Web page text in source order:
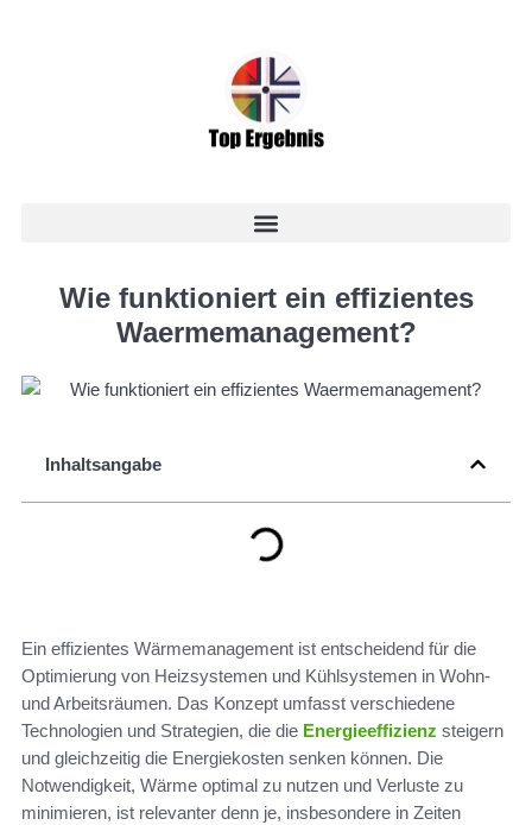
Wie funktioniert ein effizientes
Waermemanagement?
Inhaltsangabe
Ein effizientes Wärmemanagement ist entscheidend für die
Optimierung von Heizsystemen und Kühlsystemen in Wohn-
und Arbeitsräumen. Das Konzept umfasst verschiedene
Technologien und Strategien, die die Energieeffizienz steigern
und gleichzeitig die Energiekosten senken können. Die
Notwendigkeit, Wärme optimal zu nutzen und Verluste zu
minimieren, ist relevanter denn je, insbesondere in Zeiten